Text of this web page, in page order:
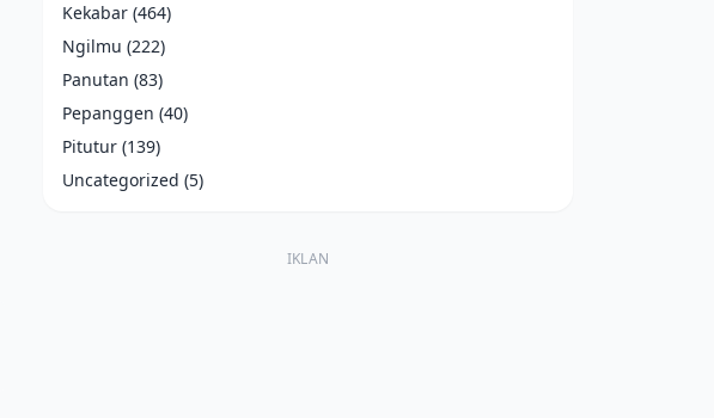
Kekabar (464)
Ngilmu (222)
Panutan (83)
Pepanggen (40)
Pitutur (139)
Uncategorized (5)
IKLAN